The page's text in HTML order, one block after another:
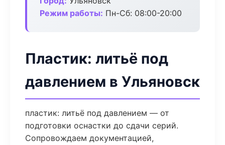
Режим работы: Пн-Сб: 08:00-20:00
Пластик: литьё под
давлением в Ульяновск
пластик: литьё под давлением — от
подготовки оснастки до сдачи серий.
Сопровождаем документацией,